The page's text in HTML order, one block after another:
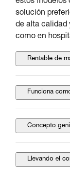
solución
de alta calidad
como en
Rentable de
Funciona
Concepto
Llevando el